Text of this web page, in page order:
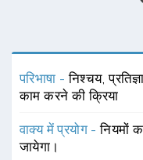
परिभाषा -निश्चय,
काम करने की क्रिया
वाक्य में प्रयोग -नियमों
जायेगा।